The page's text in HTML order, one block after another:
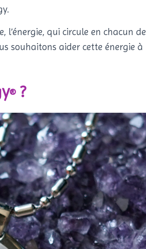
l’énergie, qui circule en chacun de
souhaitons aider cette énergie à
® ?